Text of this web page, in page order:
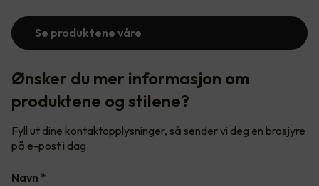
Se produktene våre
Ønsker du mer informasjon om
produktene og stilene?
Fyll ut dine kontaktopplysninger, så sender vi deg en brosjyre
på e-post i dag.
Navn *